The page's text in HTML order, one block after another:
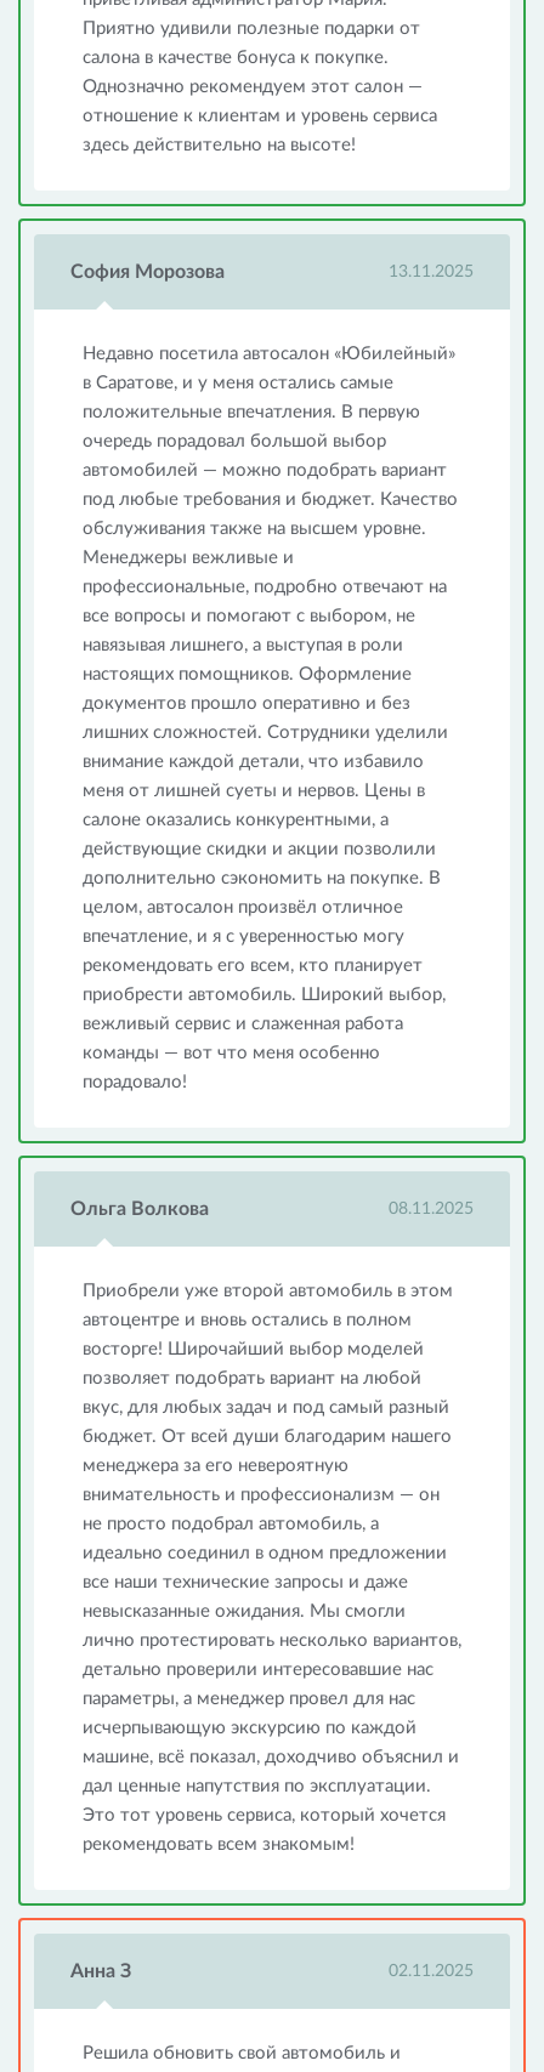
Приятно удивили полезные подарки от
салона в качестве бонуса к покупке.
Однозначно рекомендуем этот салон —
отношение к клиентам и уровень сервиса
здесь действительно на высоте!
София Морозова 13.11.2025
Недавно посетила автосалон «Юбилейный»
в Саратове, и у меня остались самые
положительные впечатления. В первую
очередь порадовал большой выбор
автомобилей — можно подобрать вариант
под любые требования и бюджет. Качество
обслуживания также на высшем уровне.
Менеджеры вежливые и
профессиональные, подробно отвечают на
все вопросы и помогают с выбором, не
навязывая лишнего, а выступая в роли
настоящих помощников. Оформление
документов прошло оперативно и без
лишних сложностей. Сотрудники уделили
внимание каждой детали, что избавило
меня от лишней суеты и нервов. Цены в
салоне оказались конкурентными, а
действующие скидки и акции позволили
дополнительно сэкономить на покупке. В
целом, автосалон произвёл отличное
впечатление, и я с уверенностью могу
рекомендовать его всем, кто планирует
приобрести автомобиль. Широкий выбор,
вежливый сервис и слаженная работа
команды — вот что меня особенно
порадовало!
Ольга Волкова 08.11.2025
Приобрели уже второй автомобиль в этом
автоцентре и вновь остались в полном
восторге! Широчайший выбор моделей
позволяет подобрать вариант на любой
вкус, для любых задач и под самый разный
бюджет. От всей души благодарим нашего
менеджера за его невероятную
внимательность и профессионализм — он
не просто подобрал автомобиль, а
идеально соединил в одном предложении
все наши технические запросы и даже
невысказанные ожидания. Мы смогли
лично протестировать несколько вариантов,
детально проверили интересовавшие нас
параметры, а менеджер провел для нас
исчерпывающую экскурсию по каждой
машине, всё показал, доходчиво объяснил и
дал ценные напутствия по эксплуатации.
Это тот уровень сервиса, который хочется
рекомендовать всем знакомым!
Анна З 02.11.2025
Решила обновить свой автомобиль и